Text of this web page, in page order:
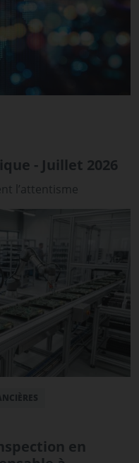
- Juillet 2026
l’attentisme
en